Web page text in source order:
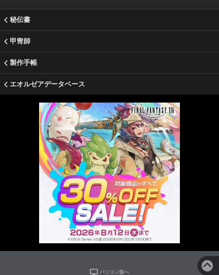
秘伝書
甲冑師
製作手帳
エオルゼアデータベース
パソコン版へ